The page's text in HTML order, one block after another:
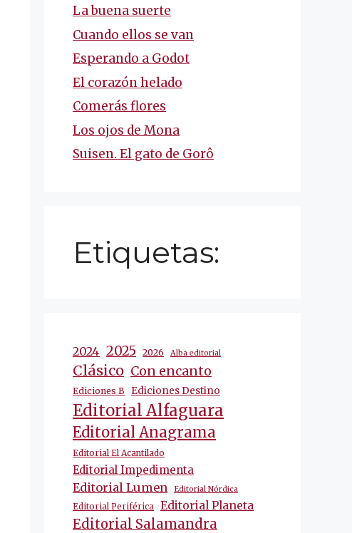
La buena suerte
Cuando ellos se van
Esperando a Godot
El corazón helado
Comerás flores
Los ojos de Mona
Suisen. El gato de Gorô
Etiquetas:
2024 2025 2026 Alba editorial
Clásico Con encanto
Ediciones B Ediciones Destino
Editorial Alfaguara
Editorial Anagrama
Editorial El Acantilado
Editorial Impedimenta
Editorial Lumen Editorial Nórdica
Editorial Periférica Editorial Planeta
Editorial Salamandra